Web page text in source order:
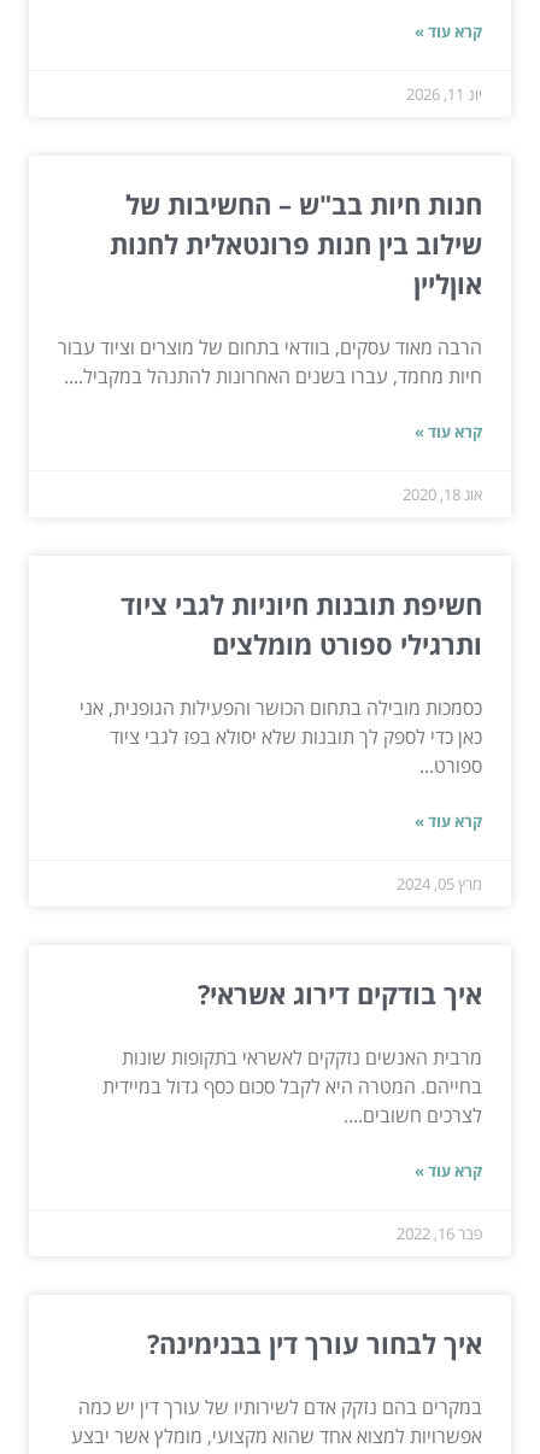
קרא עוד »
יונ 11, 2026
חנות חיות בב"ש – החשיבות של
שילוב בין חנות פרונטאלית לחנות
אוןליין
הרבה מאוד עסקים, בוודאי בתחום של מוצרים וציוד עבור
חיות מחמד, עברו בשנים האחרונות להתנהל במקביל....
קרא עוד »
אוג 18, 2020
חשיפת תובנות חיוניות לגבי ציוד
ותרגילי ספורט מומלצים
כסמכות מובילה בתחום הכושר והפעילות הגופנית, אני
כאן כדי לספק לך תובנות שלא יסולא בפז לגבי ציוד
ספורט...
קרא עוד »
מרץ 05, 2024
איך בודקים דירוג אשראי?
מרבית האנשים נזקקים לאשראי בתקופות שונות
בחייהם. המטרה היא לקבל סכום כסף גדול במיידית
לצרכים חשובים....
קרא עוד »
פבר 16, 2022
איך לבחור עורך דין בבנימינה?
במקרים בהם נזקק אדם לשירותיו של עורך דין יש כמה
אפשרויות למצוא אחד שהוא מקצועי, מומלץ אשר יבצע